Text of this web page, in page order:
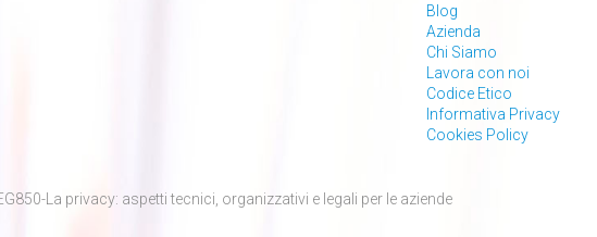
Blog
Azienda
Chi Siamo
Lavora con noi
Codice Etico
Informativa Privacy
Cookies Policy
La privacy: aspetti tecnici, organizzativi e legali per le aziende